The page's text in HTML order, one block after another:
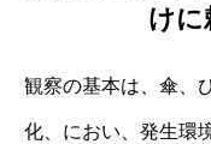
けに
観察の基本は、傘、
化、におい、発生環